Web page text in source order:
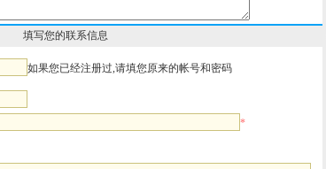
填写您的联系信息
如果您已经注册过,请填您原来的帐号和密码
*